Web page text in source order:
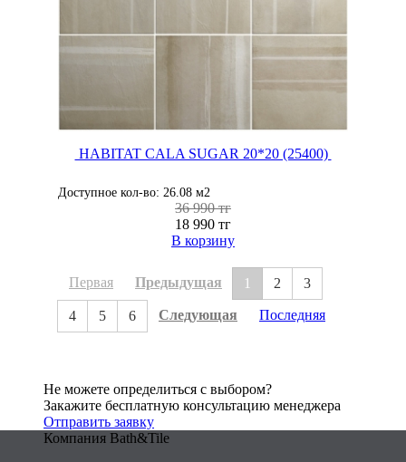
HABITAT CALA SUGAR 20*20 (25400)
Доступное кол-во: 26.08 м2
36 990 тг
18 990 тг
В корзину
Первая Предыдущая 1 2 3
4 5 6 Следующая Последняя
Не можете определиться с выбором?
Закажите бесплатную консультацию менеджера
Отправить заявку
Компания Bath&Tile